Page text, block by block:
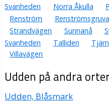
Svanheden
Norra Åkulla
Renström
Strandvägen
Sunnanå
Svanheden
Talliden
Villavägen
Udden på andra orter
Udden, Blåsmark